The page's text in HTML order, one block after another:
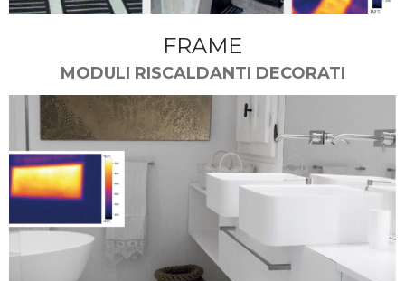
FRAME
MODULI RISCALDANTI DECORATI